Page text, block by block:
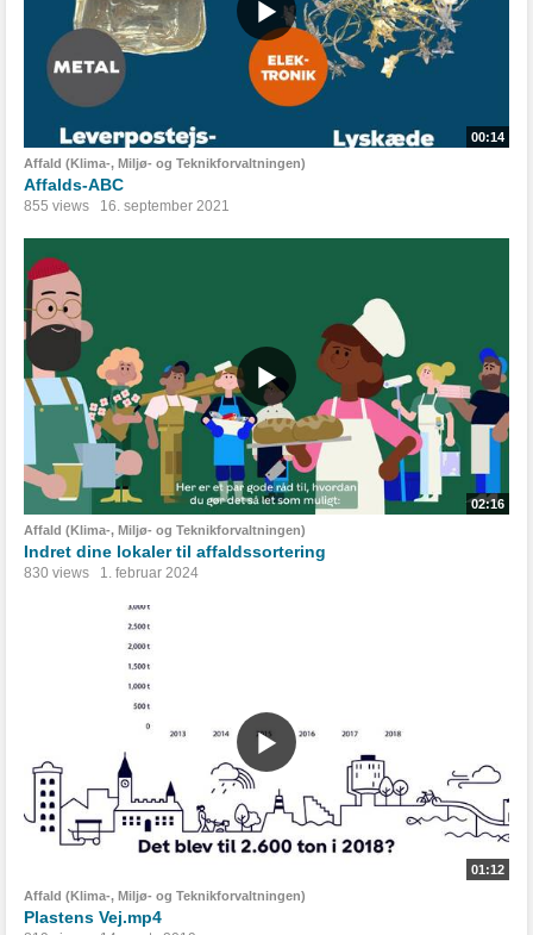
00:14
Affald (Klima-, Miljø- og Teknikforvaltningen)
Affalds-ABC
855 views 16. september 2021
02:16
Affald (Klima-, Miljø- og Teknikforvaltningen)
Indret dine lokaler til affaldssortering
830 views 1. februar 2024
01:12
Affald (Klima-, Miljø- og Teknikforvaltningen)
Plastens Vej.mp4